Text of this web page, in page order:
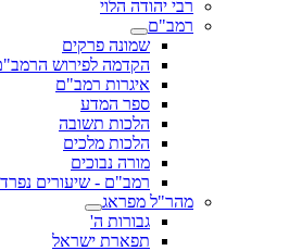
רבי יהודה הלוי
רמב"ם
שמונה פרקים
הקדמה לפירוש
איגרות רמב"ם
ספר המדע
הלכות תשובה
הלכות מלכים
מורה נבוכים
רמב"ם - שיעורים
מהר"ל מפראג
גבורות ה'
תפארת ישראל